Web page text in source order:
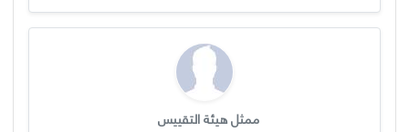
ممثل هيئة التقييس